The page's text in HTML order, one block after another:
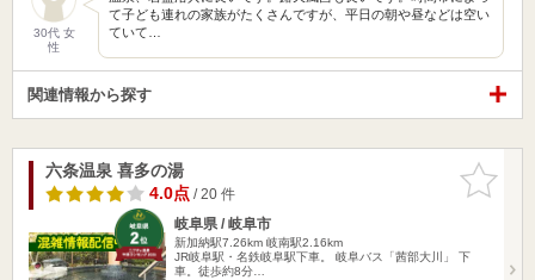
30代 女
性
て子ども連れの家族がたくさんですが、平日の朝や昼などは空い
ていて…
関連情報から探す
お気に入
りに追加
六条温泉 喜多の湯
4.0点/ 20 件
岐阜県 / 岐阜市
新加納駅7.26km 岐南駅2.16km
JR岐阜駅・名鉄岐阜駅下車。 岐阜バス「茜部大川」 下
車。徒歩約8分…